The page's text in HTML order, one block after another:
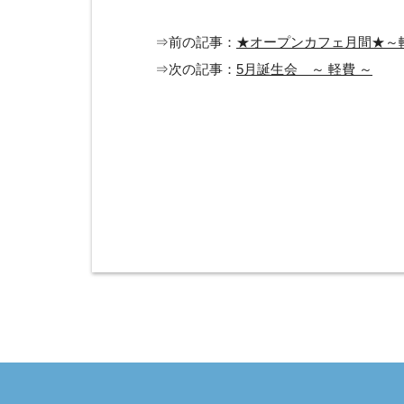
⇒前の記事： ★オープンカフェ月間★～
⇒次の記事： 5月誕生会 ～ 軽費 ～